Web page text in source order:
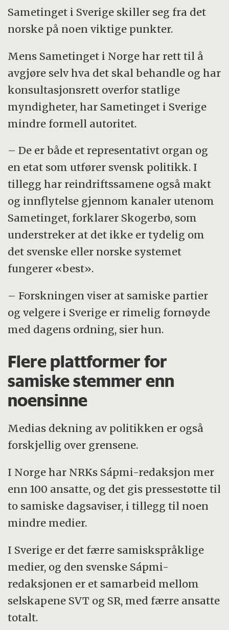
Sametinget i Sverige skiller seg fra det
norske på noen viktige punkter.
Mens Sametinget i Norge har rett til å
avgjøre selv hva det skal behandle og har
konsultasjonsrett overfor statlige
myndigheter, har Sametinget i Sverige
mindre formell autoritet.
– De er både et representativt organ og
en etat som utfører svensk politikk. I
tillegg har reindriftssamene også makt
og innflytelse gjennom kanaler utenom
Sametinget, forklarer Skogerbø, som
understreker at det ikke er tydelig om
det svenske eller norske systemet
fungerer «best».
– Forskningen viser at samiske partier
og velgere i Sverige er rimelig fornøyde
med dagens ordning, sier hun.
Flere plattformer for
samiske stemmer enn
noensinne
Medias dekning av politikken er også
forskjellig over grensene.
I Norge har NRKs Sápmi-redaksjon mer
enn 100 ansatte, og det gis pressestøtte til
to samiske dagsaviser, i tillegg til noen
mindre medier.
I Sverige er det færre samiskspråklige
medier, og den svenske Sápmi-
redaksjonen er et samarbeid mellom
selskapene SVT og SR, med færre ansatte
totalt.